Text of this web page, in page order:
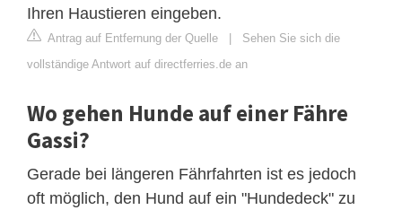
Ihren Haustieren eingeben.
Antrag auf Entfernung der Quelle
Sehen Sie sich die
vollständige Antwort auf directferries.de an
Wo gehen Hunde auf einer Fähre
Gassi?
Gerade bei längeren Fährfahrten ist es jedoch
oft möglich, den Hund auf ein "Hundedeck" zu